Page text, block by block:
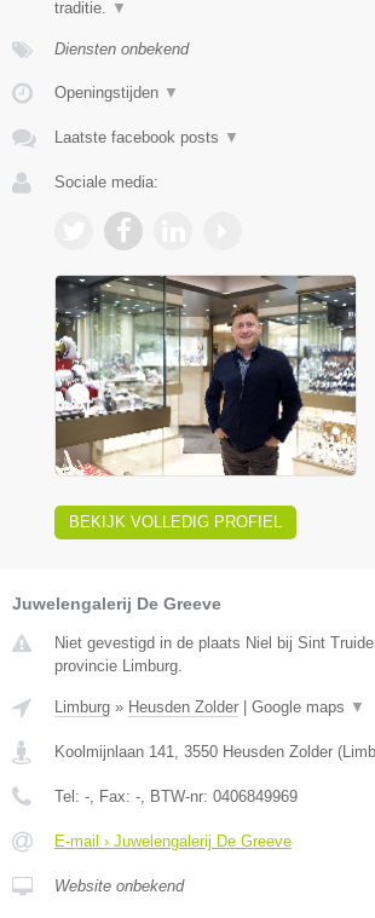
traditie. ▼
Diensten onbekend
Openingstijden ▼
Laatste facebook posts ▼
Sociale media:
BEKIJK VOLLEDIG PROFIEL
Juwelengalerij De Greeve
Niet gevestigd in de plaats Niel bij Sint
provincie Limburg.
Limburg » Heusden Zolder Google maps ▼
Koolmijnlaan 141 3550 Heusden Zolder (
Tel: - , Fax: - , BTW-nr: 0406849969
E-mail › Juwelengalerij De Greeve
Website onbekend